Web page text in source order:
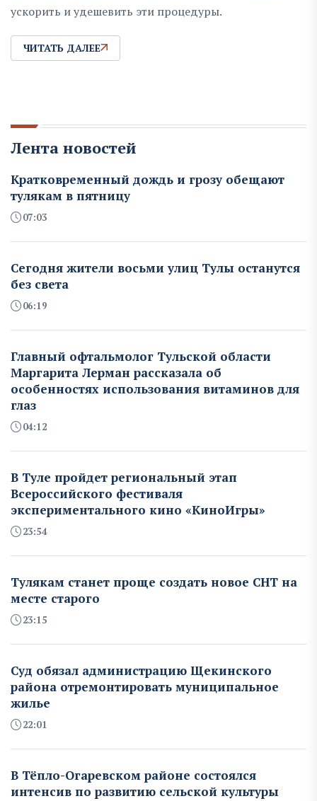
ускорить и удешевить эти процедуры.
ЧИТАТЬ ДАЛЕЕ
Лента новостей
Кратковременный дождь и грозу обещают
тулякам в пятницу
07:03
Сегодня жители восьми улиц Тулы останутся
без света
06:19
Главный офтальмолог Тульской области
Маргарита Лерман рассказала об
особенностях использования витаминов для
глаз
04:12
В Туле пройдет региональный этап
Всероссийского фестиваля
экспериментального кино «КиноИгры»
23:54
Тулякам станет проще создать новое СНТ на
месте старого
23:15
Суд обязал администрацию Щекинского
района отремонтировать муниципальное
жилье
22:01
В Тёпло-Огаревском районе состоялся
интенсив по развитию сельской культуры